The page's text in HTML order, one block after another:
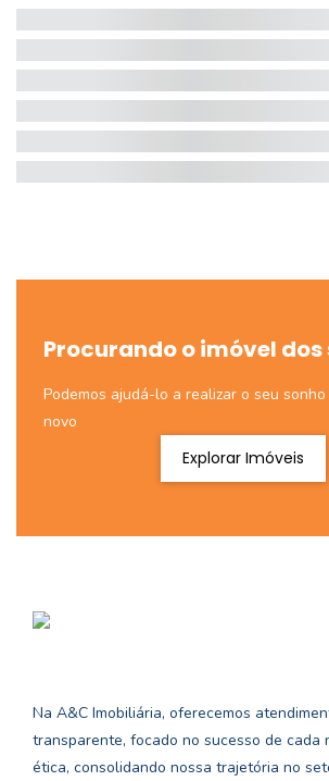
Procurando o imóvel dos
Podemos ajudá-lo a realizar o seu
novo
Explorar Imóveis
Na A&C Imobiliária, oferecemos
transparente, focado no sucesso de cada
ética, consolidando nossa trajetória no